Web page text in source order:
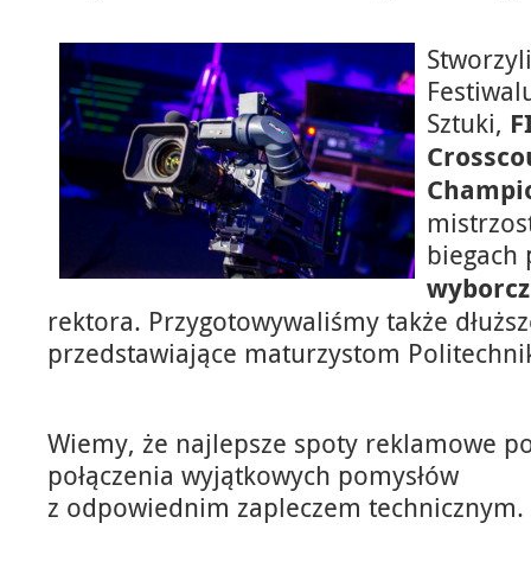
Sztuki,
biegach
rektora. Przygotowywaliśmy także
przedstawiające maturzystom
Wiemy, że najlepsze spoty reklamowe
połączenia wyjątkowych pomysłów
z odpowiednim zapleczem technicznym.